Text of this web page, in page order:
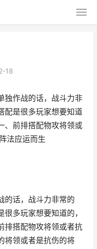
18
独作战的话，战斗力非
配是很多玩家想要知道
、前排搭配物攻将领或
法应运而生
的话，战斗力非常的
多玩家想要知道的，
排搭配物攻将领或者抗
将领或者是抗伤的将